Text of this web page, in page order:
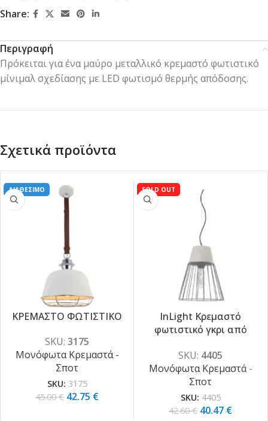
Share:
Περιγραφή
Πρόκειται για ένα μαύρο μεταλλικό κρεμαστό φωτιστικό
μίνιμαλ σχεδίασης με LED φωτισμό θερμής απόδοσης.
Σχετικά προϊόντα
ΔΙΑΘΕΣΙΜΟ
ΚΡΕΜΑΣΤΟ ΦΩΤΙΣΤΙΚΟ
SKU: 3175
Μονόφωτα Κρεμαστά -
Σποτ
SKU: 3175
45.00€ 42.75 €
SOLD OUT
InLight Κρεμαστό
φωτιστικό γκρι από
μέταλλο 1XE27 D:25cm
(4405)
SKU: 4405
Μονόφωτα Κρεμαστά -
Σποτ
SKU: 4405
42.60€ 40.47 €